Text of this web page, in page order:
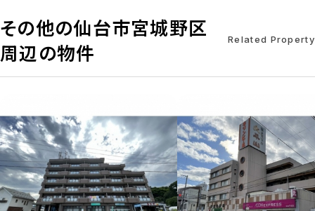
その他の仙台市宮城野区
周辺の物件
Related Property